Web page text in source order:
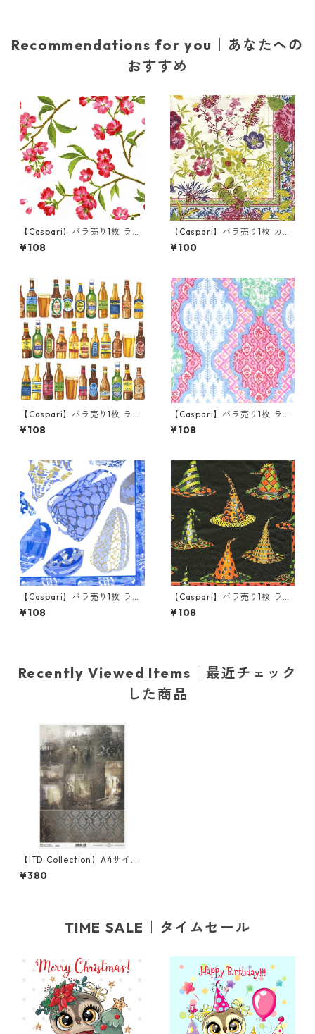
Recommendations for you｜あなたへの
おすすめ
【Caspari】バラ売り1枚 ラン
チサイズ ペーパーナプキン Ch
erry Blossoms ホワイト
¥108
【Caspari】バラ売り1枚 カク
テルサイズ ペーパーナプキン
MILLEFLEURS アイボリー Gie
¥100
【Caspari】バラ売り1枚 ラン
チサイズ ペーパーナプキン 99
Bottles ホワイト
¥108
【Caspari】バラ売り1枚 ラン
チサイズ ペーパーナプキン Pr
ovencal Cotton ピンク
¥108
【Caspari】バラ売り1枚 ラン
チサイズ ペーパーナプキン Co
quillage Blue ブルー
¥108
【Caspari】バラ売り1枚 ラン
チサイズ ペーパーナプキン Wi
tches Hats ブラック
¥108
Recently Viewed Items｜最近チェック
した商品
【ITD Collection】A4サイズ
ライスペーパー R1932 デコパ
ージュ
¥380
TIME SALE｜タイムセール